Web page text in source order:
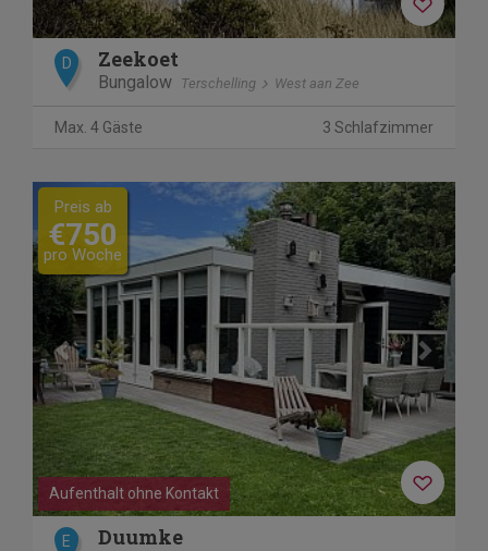
D Zeekoet
Bungalow Terschelling West aan Zee
Max. 4 Gäste 3 Schlafzimmer
Previous Next
Aufenthalt ohne Kontakt
Preis ab
€750
pro Woche
E Duumke